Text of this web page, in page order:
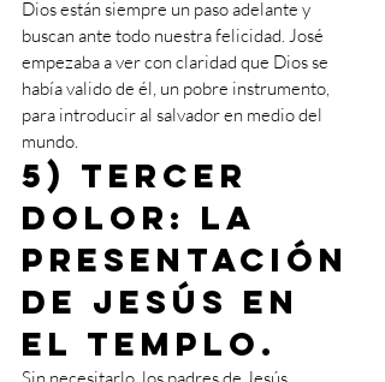
Dios están siempre un paso adelante y
buscan ante todo nuestra felicidad. José
empezaba a ver con claridad que Dios se
había valido de él, un pobre instrumento,
para introducir al salvador en medio del
mundo.
5) Tercer
dolor: la
presentación
de Jesús en
el Templo.